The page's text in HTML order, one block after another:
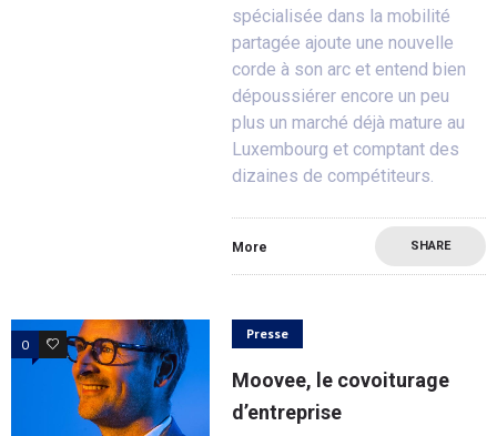
spécialisée dans la mobilité
partagée ajoute une nouvelle
corde à son arc et entend bien
dépoussiérer encore un peu
plus un marché déjà mature au
Luxembourg et comptant des
dizaines de compétiteurs.
More SHARE
0 0
Presse
Moovee, le covoiturage
d’entreprise